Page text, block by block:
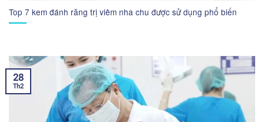
Top 7 kem đánh răng trị viêm nha chu được sử dụng phổ biến
28
Th2